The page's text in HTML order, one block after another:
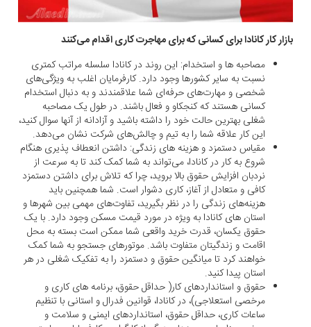
بازار کار کانادا برای کسانی که برای مهاجرت کاری اقدام می‌کنند
مصاحبه ها و استخدام: این روند در کانادا سلسله مراتب کمتری
نسبت به سایر کشورها وجود دارد. کارفرمایان اغلب به ویژگی‌‌های
شخصی و مهارت‌های حرفه‌ای شما علاقمندند و به دنبال استخدام
کسانی هستند که کنجکاو و فعال باشند. در طول یک مصاحبه
شغلی بهترین حالت خود را داشته باشید و آزادانه از آنها سوال کنید،
این کار علاقه شما را به تیم و چالش‌های شرکت نشان می‌دهد.
مقیاس دستمزد و هزینه های زندگی: داشتن انعطاف پذیری هنگام
شروع به کار در کانادا، می‌تواند به شما کمک کند تا به سرعت از
نردبان افزایش حقوق بالا بروید، چرا که تلاش برای داشتن دستمزد
کافی و متعادل از آغاز، کاری دشوار است. شما همچنین باید
هزینه‌های زندگی را در نظر بگیرید، تفاوت‌های مهمی بین شهرها و
استان های کانادا به ویژه در مورد قیمت مسکن وجود دارد. با یک
حقوق یکسان، قدرت خرید واقعی شما ممکن است بسته به محل
اقامت و زندگیتان متفاوت باشد. موتورهای جستجو به شما کمک
خواهند کرد تا میانگین حقوق و دستمزد را به تفکیک شغلی در هر
استان پیدا کنید.
حقوق و استانداردهای کار( حداقل حقوق، برنامه های کاری و
مرخصی استعلاجی)، در کانادا، قوانین فدرال و استانی با تنظیم
ساعات کاری، حداقل حقوق، استانداردهای ایمنی و سلامت و